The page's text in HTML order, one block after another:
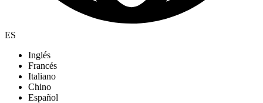
ES
Inglés
Francés
Italiano
Chino
Español